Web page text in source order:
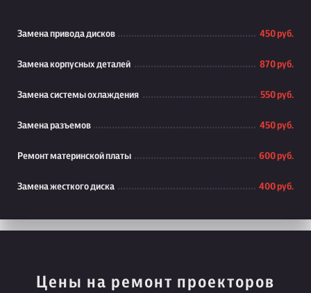
Замена привода дисков 450 руб.
Замена корпусных деталей 870 руб.
Замена системы охлаждения 550 руб.
Замена разъемов 450 руб.
Ремонт материнской платы 600 руб.
Замена жесткого диска 400 руб.
Цены на ремонт проекторов